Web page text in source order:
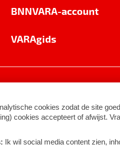
BNNVARA-account
VARAgids
©2026BNNVARA